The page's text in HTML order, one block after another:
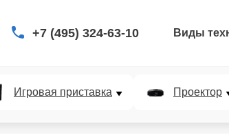
+7 (495) 324-63-10 Виды
Игровая приставка Проектор